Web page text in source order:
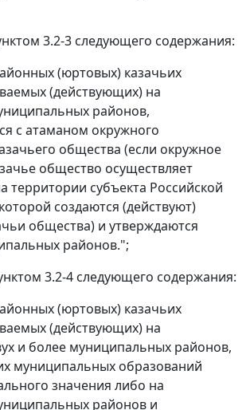
3.2-3 следующего содержания:
(юртовых) казачьих
(действующих) на
районов,
с атаманом окружного
общества (если окружное
общество осуществляет
территории субъекта Российской
создаются (действуют)
общества) и утверждаются
районов.";
3.2-4 следующего содержания:
(юртовых) казачьих
(действующих) на
и более муниципальных районов,
муниципальных образований
значения либо на
районов и